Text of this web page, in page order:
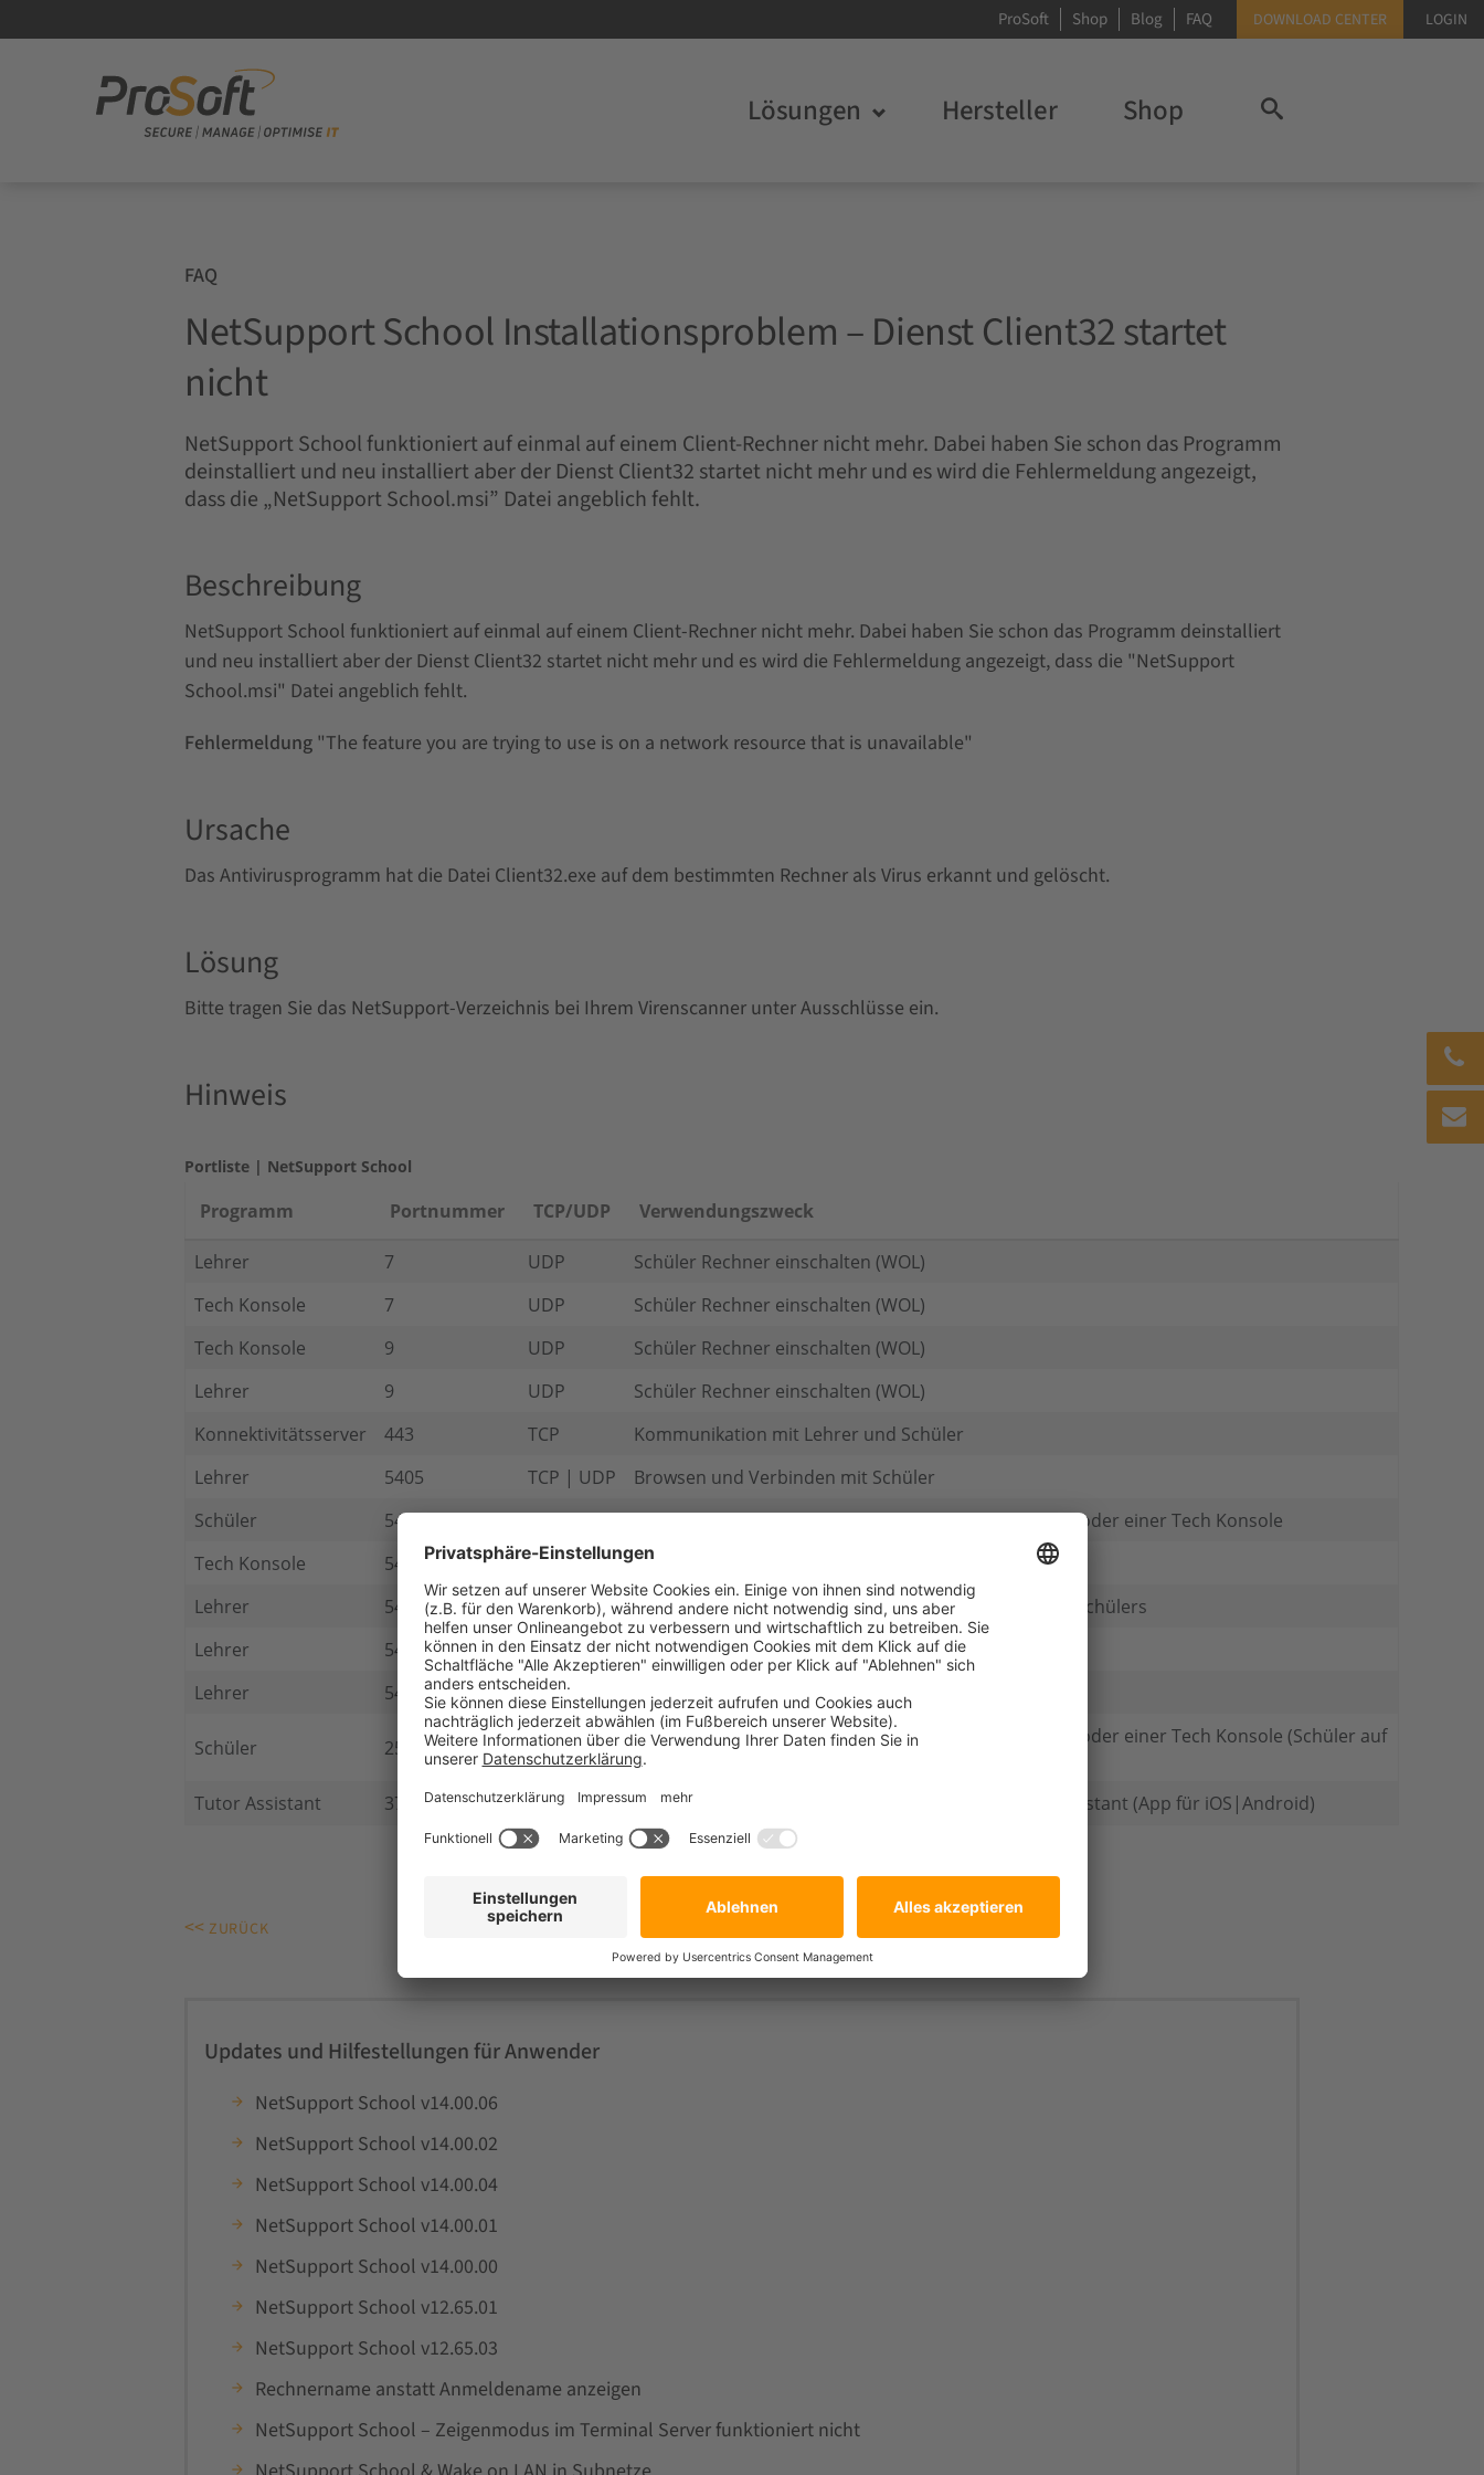
LOGIN
DOWNLOAD CENTER
FAQ
Blog
Shop
ProSoft
Lösungen Hersteller Shop
FAQ
NetSupport School Installationsproblem – Dienst Client32 startet
nicht
NetSupport School funktioniert auf einmal auf einem Client-Rechner nicht mehr. Dabei haben Sie schon das Programm
deinstalliert und neu installiert aber der Dienst Client32 startet nicht mehr und es wird die Fehlermeldung angezeigt,
dass die „NetSupport School.msi” Datei angeblich fehlt.
Beschreibung
NetSupport School funktioniert auf einmal auf einem Client-Rechner nicht mehr. Dabei haben Sie schon das Programm deinstalliert
und neu installiert aber der Dienst Client32 startet nicht mehr und es wird die Fehlermeldung angezeigt, dass die "NetSupport
School.msi" Datei angeblich fehlt.
Fehlermeldung "The feature you are trying to use is on a network resource that is unavailable"
Ursache
Das Antivirusprogramm hat die Datei Client32.exe auf dem bestimmten Rechner als Virus erkannt und gelöscht.
Lösung
Bitte tragen Sie das NetSupport-Verzeichnis bei Ihrem Virenscanner unter Ausschlüsse ein.
Hinweis
Portliste | NetSupport School
Programm Portnummer TCP/UDP Verwendungszweck
Lehrer 7 UDP
Schüler Rechner einschalten (WOL)
Tech Konsole
7 UDP
Schüler Rechner einschalten (WOL)
Tech Konsole
9 UDP
Schüler Rechner einschalten (WOL)
Lehrer
9 UDP
Schüler Rechner einschalten (WOL)
Konnektivitätsserver
443 TCP
Kommunikation mit Lehrer und Schüler
Lehrer
5405 TCP | UDP
Browsen und Verbinden mit Schüler
Schüler
5405 TCP
Abhören auf Verbindungsanfragen von einem Lehrer oder einer Tech Konsole
Tech Konsole
5405 TCP | UDP
Browsen und Verbinden mit Schüler
Lehrer
5421 TCP
abhören auf automatische Wiederverbindungen des Schülers
Lehrer
5421 UDP
Multicast|Broadcast für Zeigevorgang
Lehrer
5421 UDP Multicast|Broadcast für Dateiverteilung
Schüler 25405 TCP
Abhören auf Verbindungsanfragen von einem Lehrer oder einer Tech Konsole (Schüler auf
Terminal Server)
Tutor Assistant
37777 TCP Kommunikation mit der Lehrer Konsole per Tutor Assistant (App für iOS|Android)
<< ZURÜCK
Updates und Hilfestellungen für Anwender
NetSupport School v14.00.06
NetSupport School v14.00.02
NetSupport School v14.00.04
NetSupport School v14.00.01
NetSupport School v14.00.00
NetSupport School v12.65.01
NetSupport School v12.65.03
Rechnername anstatt Anmeldename anzeigen
NetSupport School – Zeigenmodus im Terminal Server funktioniert nicht